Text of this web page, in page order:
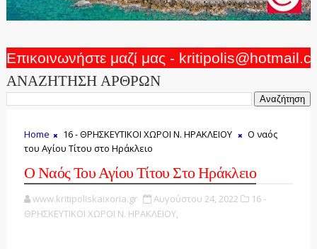
Επικοινωνήστε μαζί μας -
ΑΝΑΖΗΤΗΣΗ ΑΡΘΡΩΝ
Home 16 - ΘΡΗΣΚΕΥΤΙΚΟΙ ΧΩΡΟΙ Ν. ΗΡΑΚΛΕΙΟΥ
Ο ναός
του Αγίου Τίτου στο Ηράκλειο
Ο Ναός Του Αγίου Τίτου Στο Ηράκλειο
www.kritipoliskaixoria.gr Αυγούστου 24, 2022
16 -
ΘΡΗΣΚΕΥΤΙΚΟΙ ΧΩΡΟΙ Ν. ΗΡΑΚΛΕΙΟΥ,